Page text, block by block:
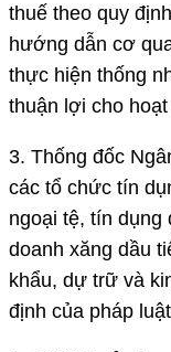
thuế theo quy
hướng dẫn cơ
thực hiện thống
thuận lợi cho
3. Thống đốc
các tổ chức tín
ngoại tệ, tín dụng
doanh xăng dầu
khẩu, dự trữ và
định của pháp